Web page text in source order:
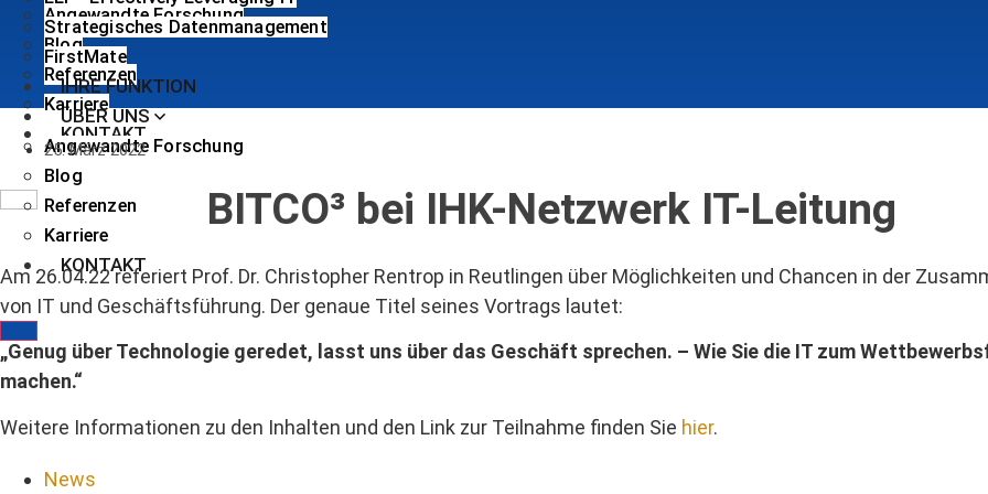
Angewandte Forschung
Blog
Referenzen
Karriere
KONTAKT
Strategisches Datenmanagement
FirstMate
IHRE FUNKTION
ÜBER UNS
Angewandte Forschung
Blog
Referenzen
Karriere
KONTAKT
25. März 2022
BITCO³ bei IHK-Netzwerk IT-Leitung
Am 26.04.22 referiert Prof. Dr. Christopher Rentrop in Reutlingen über Möglichkeiten und Chancen in der
von IT und Geschäftsführung. Der genaue Titel seines Vortrags lautet:
„Genug über Technologie geredet, lasst uns über das Geschäft sprechen. – Wie Sie die IT zum
machen.“
Weitere Informationen zu den Inhalten und den Link zur Teilnahme finden Sie hier.
News